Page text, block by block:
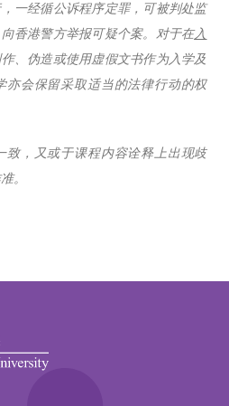
一经循公诉程序定罪，可被判处监
香港警方举报可疑个案。对于在入
、伪造或使用虚假文书作为入学及
亦会保留采取适当的法律行动的权
致，又或于课程内容诠释上出现歧
。